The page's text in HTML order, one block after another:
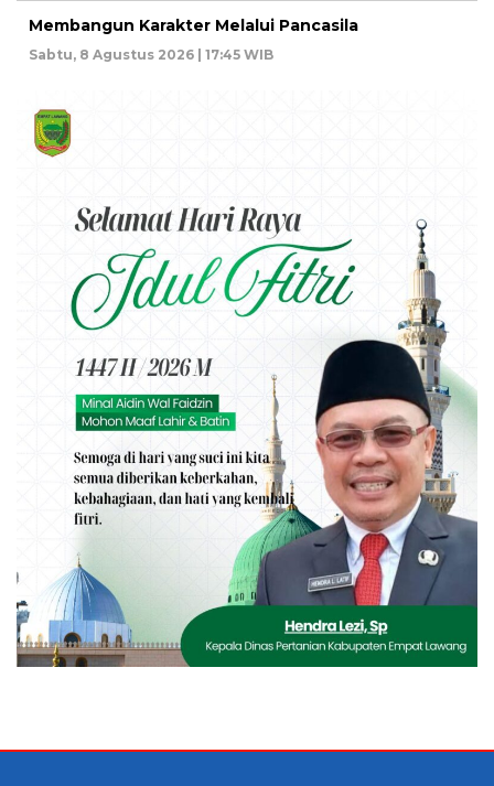
Membangun Karakter Melalui Pancasila
Sabtu, 8 Agustus 2026 | 17:45 WIB